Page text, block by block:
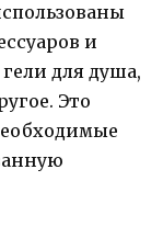
и
для душа,
Это